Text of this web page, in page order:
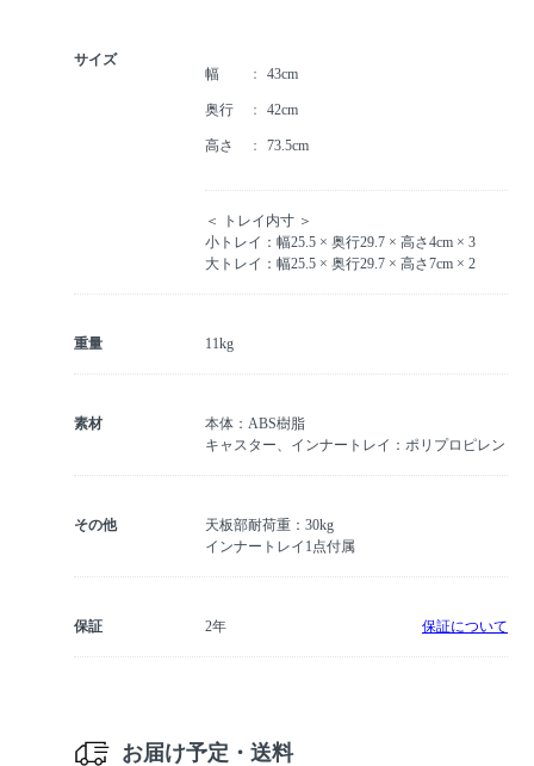
サイズ
幅
43cm
奥行 42cm
高さ 73.5cm
＜ トレイ内寸 ＞
小トレイ：幅25.5 × 奥行29.7 × 高さ4cm × 3
大トレイ：幅25.5 × 奥行29.7 × 高さ7cm × 2
重量 11kg
素材
本体：ABS樹脂
キャスター、インナートレイ：ポリプロピレン
その他
天板部耐荷重：30kg
インナートレイ1点付属
保証 2年 保証について
お届け予定・送料